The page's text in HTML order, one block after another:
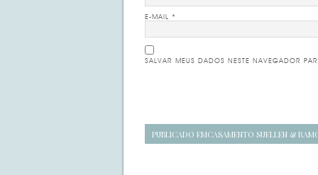
E-MAIL *
SALVAR MEUS DADOS NESTE NAVEGADOR
Navegação
PUBLICADO EMCASAMENTO SUELLEN &